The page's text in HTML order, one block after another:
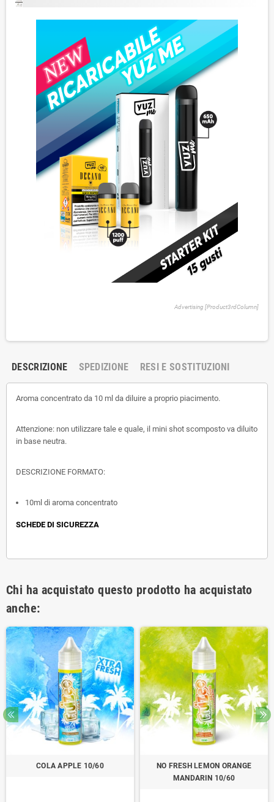
Advertising [Product3rdColumn]
DESCRIZIONE SPEDIZIONE RESI E SOSTITUZIONI
Aroma concentrato da 10 ml da diluire a proprio piacimento.
Attenzione: non utilizzare tale e quale, il mini shot scomposto va diluito
in base neutra.
DESCRIZIONE FORMATO:
10ml di aroma concentrato
SCHEDE DI SICUREZZA
Chi ha acquistato questo prodotto ha acquistato
anche:
COLA APPLE 10/60
NO FRESH LEMON ORANGE
MANDARIN 10/60